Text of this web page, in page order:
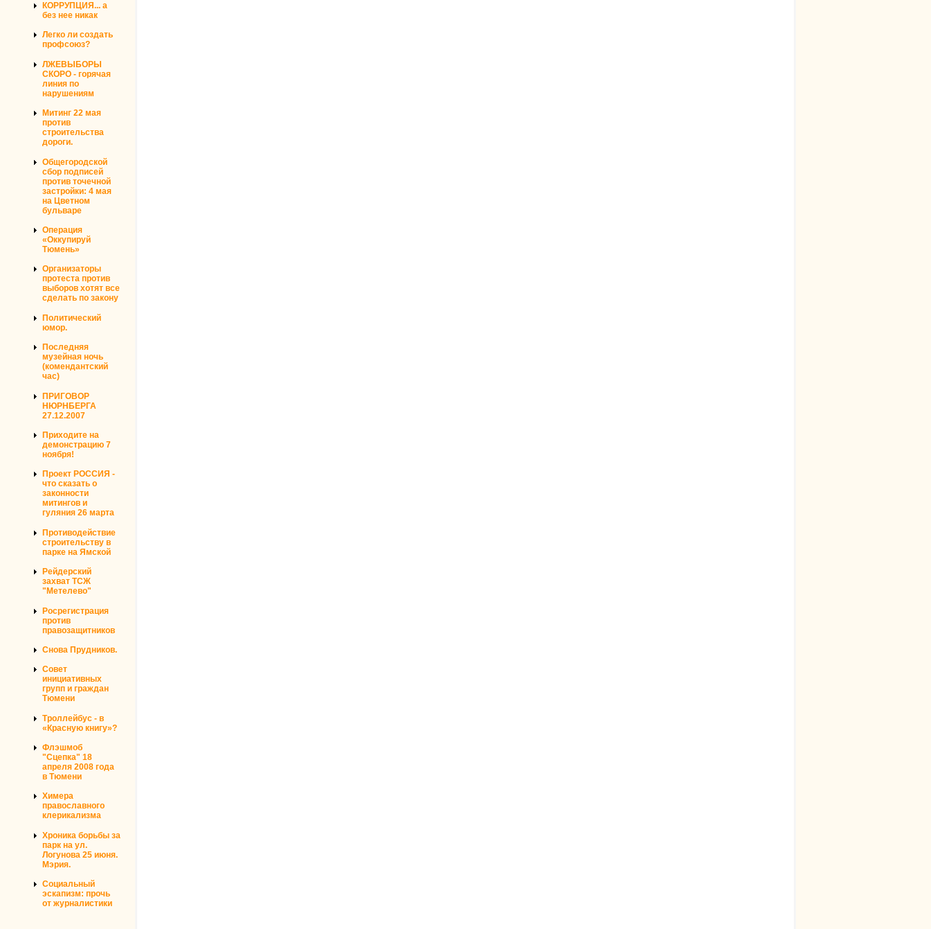
КОРРУПЦИЯ... а
без нее никак
Легко ли создать
профсоюз?
ЛЖЕВЫБОРЫ
СКОРО - горячая
линия по
нарушениям
Митинг 22 мая
против
строительства
дороги.
Общегородской
сбор подписей
против точечной
застройки: 4 мая
на Цветном
бульваре
Операция
«Оккупируй
Тюмень»
Организаторы
протеста против
выборов хотят все
сделать по закону
Политический
юмор.
Последняя
музейная ночь
(комендантский
час)
ПРИГОВОР
НЮРНБЕРГА
27.12.2007
Приходите на
демонстрацию 7
ноября!
Проект РОССИЯ -
что сказать о
законности
митингов и
гуляния 26 марта
Противодействие
строительству в
парке на Ямской
Рейдерский
захват ТСЖ
"Метелево"
Росрегистрация
против
правозащитников
Снова Прудников.
Совет
инициативных
групп и граждан
Тюмени
Троллейбус - в
«Красную книгу»?
Флэшмоб
"Сцепка" 18
апреля 2008 года
в Тюмени
Химера
православного
клерикализма
Хроника борьбы за
парк на ул.
Логунова 25 июня.
Мэрия.
Социальный
эскапизм: прочь
от журналистики